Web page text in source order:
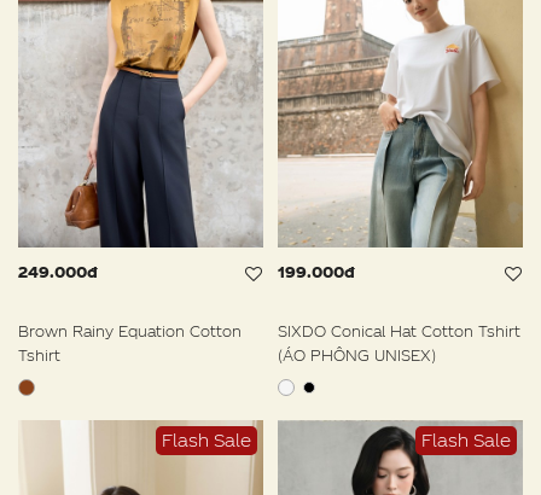
249.000đ
Brown Rainy Equation Cotton
Tshirt
199.000đ
SIXDO Conical Hat Cotton Tshirt
(ÁO PHÔNG UNISEX)
Flash Sale Flash Sale